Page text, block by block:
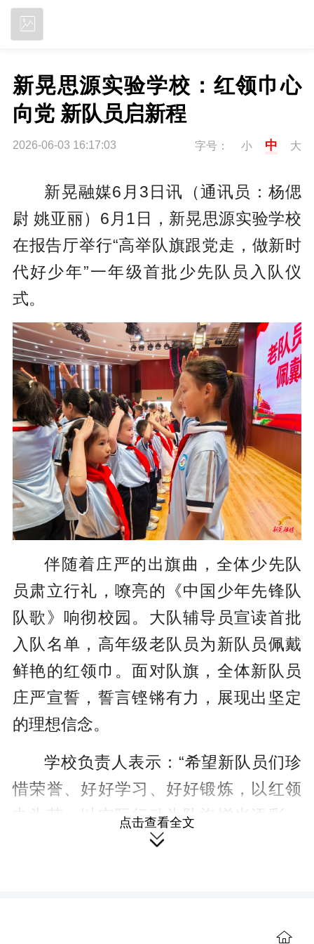
新晃思源实验学校：红领巾心
向党 新队员启新程
2026-06-03 16:17:03 字号： 小 中 大
新晃融媒6月3日讯（通讯员：杨偲
尉 姚亚丽）6月1日，新晃思源实验学校
在报告厅举行“高举队旗跟党走，做新时
代好少年”一年级首批少先队员入队仪
式。
伴随着庄严的出旗曲，全体少先队
员肃立行礼，嘹亮的《中国少年先锋队
队歌》响彻校园。大队辅导员宣读首批
入队名单，高年级老队员为新队员佩戴
鲜艳的红领巾。面对队旗，全体新队员
庄严宣誓，誓言铿锵有力，展现出坚定
的理想信念。
学校负责人表示：“希望新队员们珍
惜荣誉、好好学习、好好锻炼，以红领
巾为荣，以实际行动为队旗增光添彩，
争做德智体美劳全面发展的新时代好队
光荣感、归属感与使命感，帮助孩子们
点击查看全文
